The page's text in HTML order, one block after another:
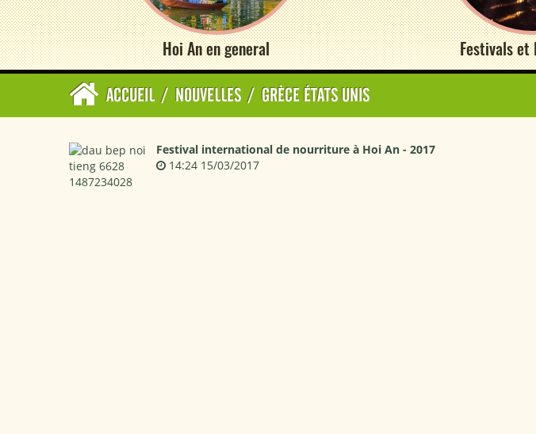
Hoi An en general Festivals et
ACCUEIL / NOUVELLES / GRÈCE ÉTATS UNIS
Festival international de nourriture à Hoi An - 2017
14:24 15/03/2017